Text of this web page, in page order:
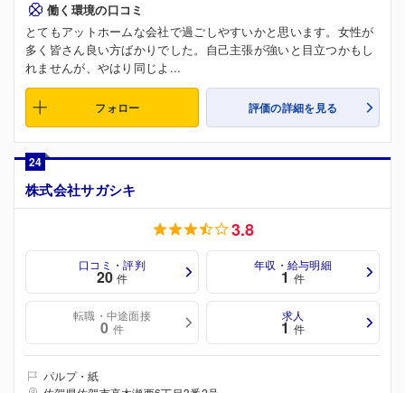
働く環境の口コミ
とてもアットホームな会社で過ごしやすいかと思います。女性が
多く皆さん良い方ばかりでした。自己主張が強いと目立つかもし
れませんが、やはり同じよ...
フォロー 評価の詳細を見る
24
株式会社サガシキ
3.8
口コミ・評判
20 件
年収・給与明細
1 件
転職・中途面接
0 件
求人
1 件
パルプ・紙